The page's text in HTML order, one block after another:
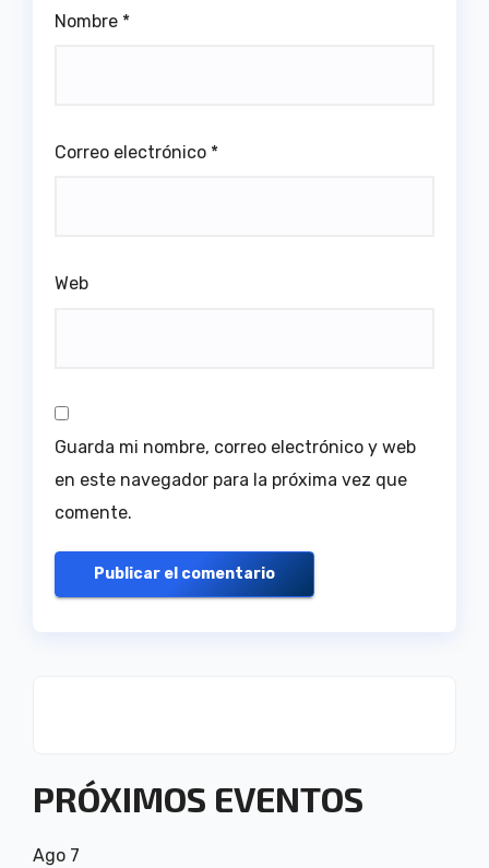
Nombre *
Correo electrónico *
Web
Guarda mi nombre, correo electrónico y web
en este navegador para la próxima vez que
comente.
PRÓXIMOS EVENTOS
Ago 7